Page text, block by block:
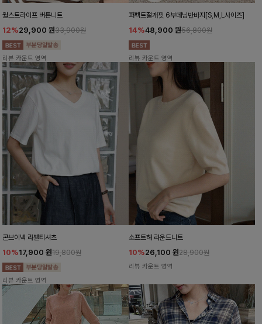
월스트라이프 버튼니트
12%29,900 원33,900원
리뷰 카운트 영역
퍼펙트절개핏 6부데님반바지[S,M,L사이즈]
14%48,900 원56,800원
리뷰 카운트 영역
콘브이넥 라벨티셔츠
10%17,900 원19,800원
리뷰 카운트 영역
소프트해 라운드니트
10%26,100 원28,900원
리뷰 카운트 영역